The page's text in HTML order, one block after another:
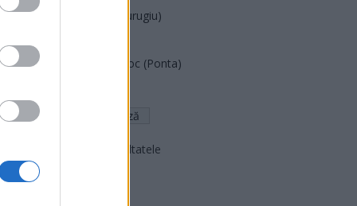
Partidul Patrioților (Surugiu)
România pe Primul Loc (Ponta)
Arată rezultatele
Arhiva sondajelor